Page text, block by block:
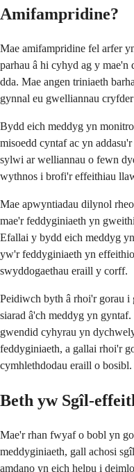
Amifampridine?
Mae amifampridine fel arfer
parhau â hi cyhyd ag y
dda. Mae angen triniaeth
gynnal eu gwelliannau
Bydd eich meddyg yn
misoedd cyntaf ac yn
sylwi ar welliannau o fewn
wythnos i brofi'r effeithiau
Mae apwyntiadau dilynol
mae'r feddyginiaeth yn
Efallai y bydd eich meddyg
yw'r feddyginiaeth yn
swyddogaethau eraill y corff.
Peidiwch byth â rhoi'r gorau
siarad â'ch meddyg yn
gwendid cyhyrau yn
feddyginiaeth, a gallai rhoi'r
cymhlethdodau eraill o bosibl.
Beth yw Sgîl-
Mae'r rhan fwyaf o bobl yn
meddyginiaeth, gall achosi
amdano yn eich helpu i